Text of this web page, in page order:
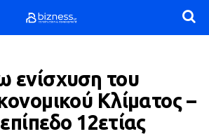
ενίσχυση του
Κλίματος –
12ετίας